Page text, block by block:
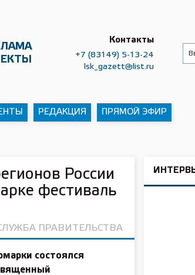
Контакты
+7 (83149) 5-13-24
lsk_gazett@list.ru
РЕДАКЦИЯ ПРЯМОЙ ЭФИР
России
фестиваль
СЛУЖБА ПРАВИТЕЛЬСТВА
состоялся